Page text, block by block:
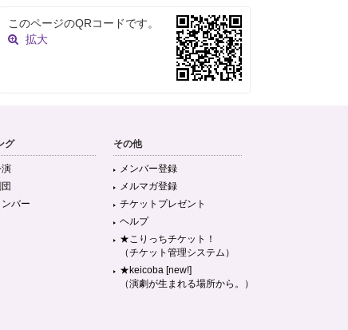
このページのQRコードです。
拡大
グ
バー
その他
メンバー登録
メルマガ登録
チケットプレゼント
ヘルプ
★こりっちチケット！
（チケット管理システム）
★keicoba [new!]
（演劇が生まれる場所から。）